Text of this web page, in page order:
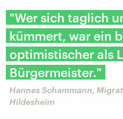
"Wer sich taglich
kümmert, war ein
optimistischer als
Bürgermeister."
Hannes Schammann,
Hildesheim